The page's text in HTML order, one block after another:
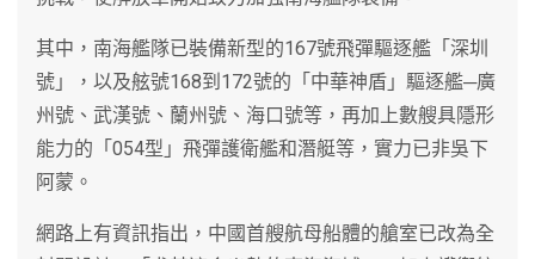
其中，南海艦隊已裝備新型的167號飛彈驅逐艦「深圳
號」，以及舷號168到172號的「中華神盾」驅逐艦─廣
州號、武漢號、蘭州號、海口號等，再加上數艘具隱形
能力的「054型」飛彈護衛艦和潛艇等，實力已非吳下
阿蒙。
網路上有資訊指出，中國首艘航母船體的艙室已改為全